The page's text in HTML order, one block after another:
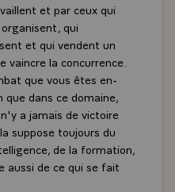
et par ceux qui
qui
et qui vendent un
vaincre la concurrence.
que vous êtes en-
que dans ce domaine,
a jamais de victoire
suppose toujours du
de la formation,
aussi de ce qui se fait